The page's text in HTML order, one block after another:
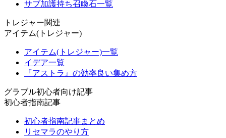
サブ加護持ち召喚石一覧
トレジャー関連
アイテム(トレジャー)
アイテム(トレジャー)一覧
イデア一覧
『アストラ』の効率良い集め方
グラブル初心者向け記事
初心者指南記事
初心者指南記事まとめ
リセマラのやり方